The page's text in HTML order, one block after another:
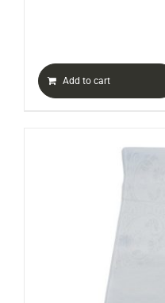
Add to cart